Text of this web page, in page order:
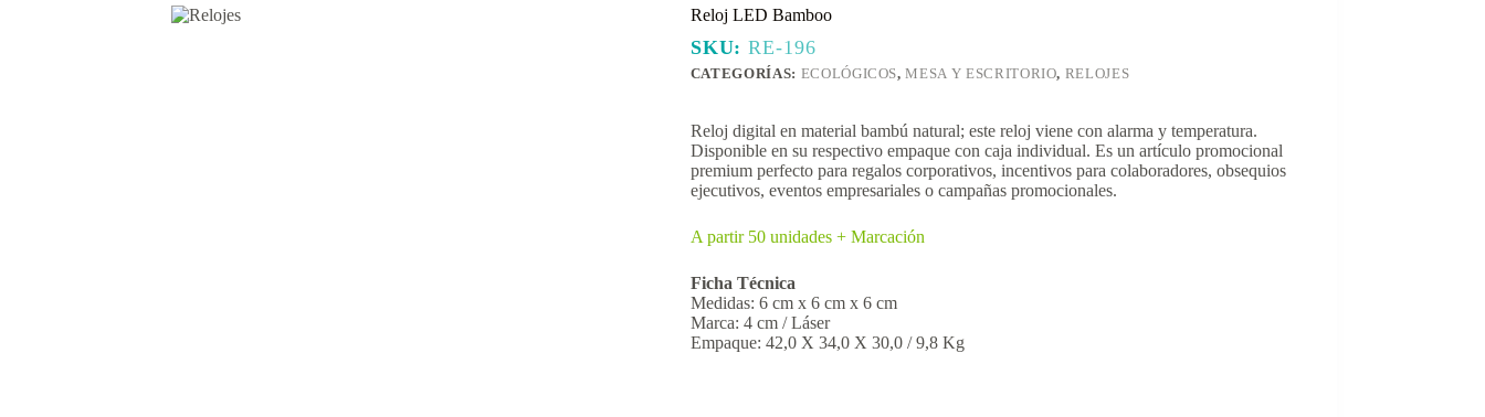
Reloj LED Bamboo
SKU:RE-196
CATEGORÍAS: ECOLÓGICOS,MESA Y ESCRITORIO, RELOJES
Reloj digital en material bambú natural; este reloj viene con alarma y temperatura.
Disponible en su respectivo empaque con caja individual. Es un artículo promocional
premium perfecto para regalos corporativos, incentivos para colaboradores, obsequios
ejecutivos, eventos empresariales o campañas promocionales.
A partir 50 unidades + Marcación
Ficha Técnica
Medidas: 6 cm x 6 cm x 6 cm
Marca: 4 cm / Láser
Empaque: 42,0 X 34,0 X 30,0 / 9,8 Kg